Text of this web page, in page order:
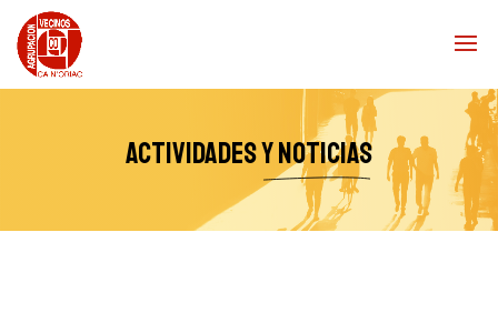
Actividadesy noticias